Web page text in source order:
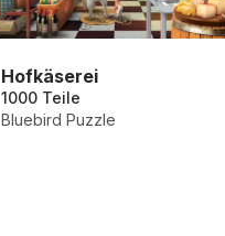
Hofkäserei
1000 Teile
Bluebird Puzzle